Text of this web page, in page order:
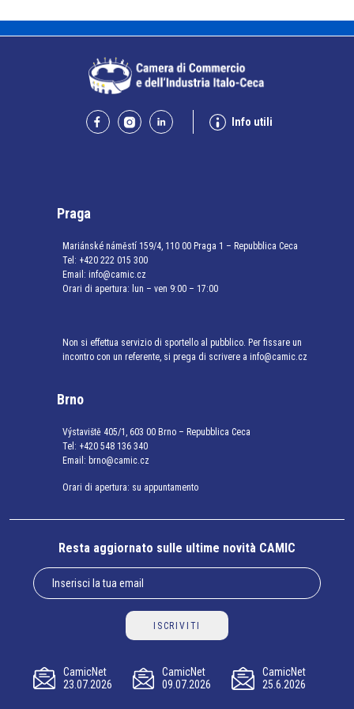
Info utili
Praga
Mariánské náměstí 159/4, 110 00 Praga 1 – Repubblica Ceca
Tel: +420 222 015 300
Email: info@camic.cz
Orari di apertura: lun – ven 9:00 – 17:00
Non si effettua servizio di sportello al pubblico. Per fissare un
incontro con un referente, si prega di scrivere a info@camic.cz
Brno
Výstaviště 405/1, 603 00 Brno – Repubblica Ceca
Tel: +420 548 136 340
Email: brno@camic.cz
Orari di apertura: su appuntamento
Resta aggiornato sulle ultime novità CAMIC
ISCRIVITI
CamicNet
23.07.2026
CamicNet
09.07.2026
CamicNet
25.6.2026